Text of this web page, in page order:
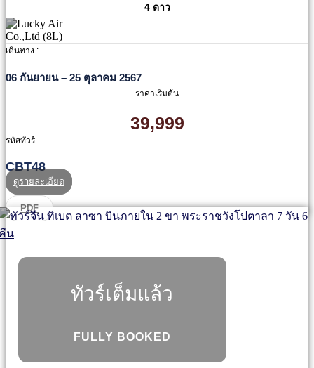
4 ดาว
เดินทาง :
06 กันยายน – 25 ตุลาคม 2567
ราคาเริ่มต้น
39,999
รหัสทัวร์
CBT48
ดูรายละเอียด
PDF
ทัวร์เต็มแล้ว
FULLY BOOKED